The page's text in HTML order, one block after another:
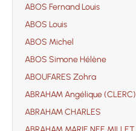
ABOS Fernand Louis
ABOS Louis
ABOS Michel
ABOS Simone Hélène
ABOUFARES Zohra
ABRAHAM Angélique (CLERC)
ABRAHAM CHARLES